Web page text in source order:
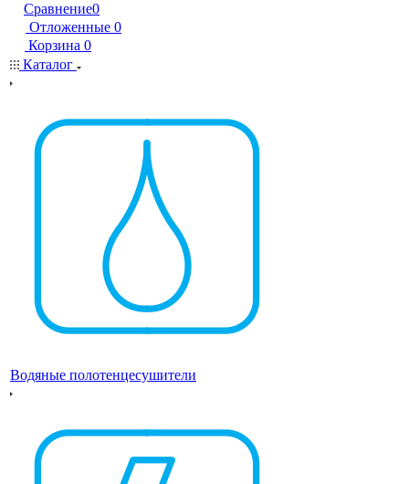
Сравнение0
Отложенные 0
Корзина 0
Каталог
Водяные полотенцесушители